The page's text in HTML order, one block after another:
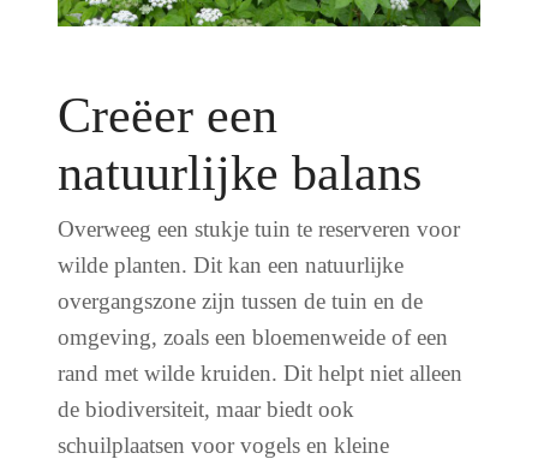
Creëer een
natuurlijke balans
Overweeg een stukje tuin te reserveren voor
wilde planten. Dit kan een natuurlijke
overgangszone zijn tussen de tuin en de
omgeving, zoals een bloemenweide of een
rand met wilde kruiden. Dit helpt niet alleen
de biodiversiteit, maar biedt ook
schuilplaatsen voor vogels en kleine